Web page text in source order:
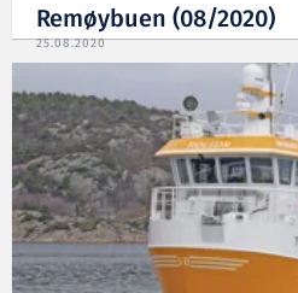
Remøybuen (08/2020)
25.08.2020